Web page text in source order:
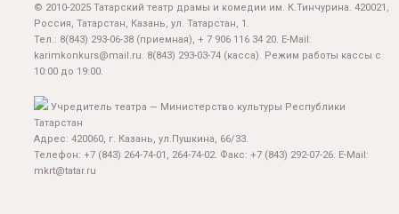
© 2010-2025 Татарский театр драмы и комедии им. К.Тинчурина. 420021,
Россия, Татарстан, Казань, ул. Татарстан, 1.
Тел.: 8(843) 293-06-38 (приемная), + 7 906 116 34 20. E-Mail:
karimkonkurs@mail.ru. 8(843) 293-03-74 (касса). Режим работы кассы с
10:00 до 19:00.
Учредитель театра — Министерство культуры Республики
Татарстан
Адрес: 420060, г. Казань, ул.Пушкина, 66/33.
Телефон: +7 (843) 264-74-01, 264-74-02. Факс: +7 (843) 292-07-26. E-Mail:
mkrt@tatar.ru